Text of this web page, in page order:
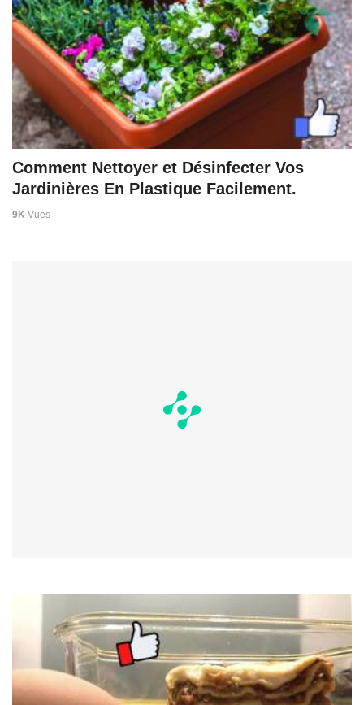
Comment Nettoyer et Désinfecter Vos
Jardinières En Plastique Facilement.
9K Vues